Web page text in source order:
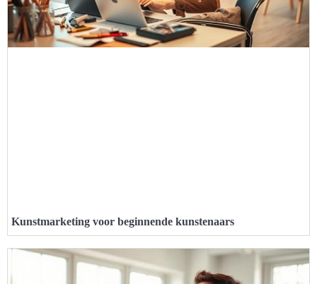
Kunstmarketing voor beginnende kunstenaars